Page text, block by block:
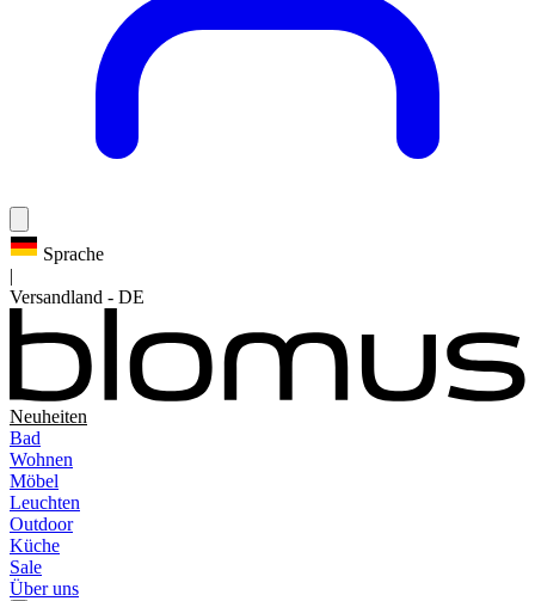
Sprache
|
Versandland - DE
Neuheiten
Bad
Wohnen
Möbel
Leuchten
Outdoor
Küche
Sale
Über uns